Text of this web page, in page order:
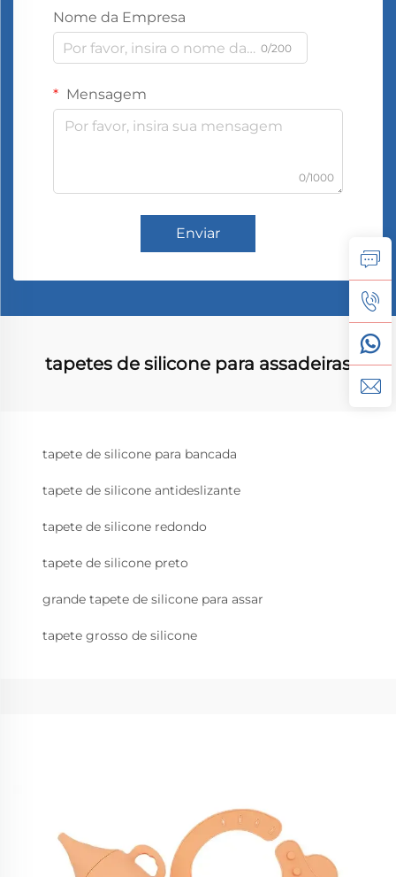
Nome da Empresa
0/200
Mensagem
0/1000
Enviar
tapetes de silicone para assadeiras
tapete de silicone para bancada
tapete de silicone antideslizante
tapete de silicone redondo
tapete de silicone preto
grande tapete de silicone para assar
tapete grosso de silicone